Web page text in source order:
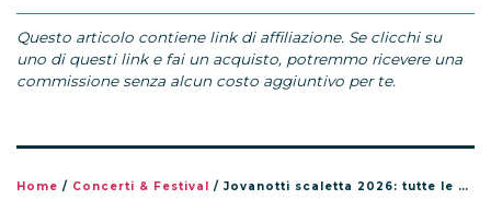
Questo articolo contiene link di affiliazione. Se clicchi su
uno di questi link e fai un acquisto, potremmo ricevere una
commissione senza alcun costo aggiuntivo per te.
Home / Concerti & Festival / Jovanotti scaletta 2026: tutte le canzoni del tour Jova Summer Party